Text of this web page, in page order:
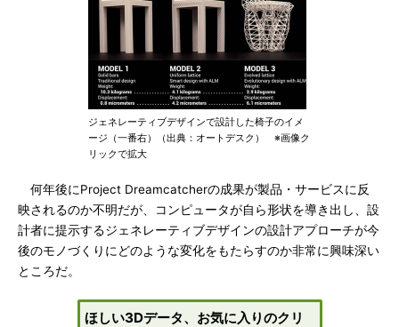
ジェネレーティブデザインで設計した椅子のイメ
ージ（一番右）（出典：オートデスク） ※画像ク
リックで拡大
何年後にProject Dreamcatcherの成果が製品・サービスに反
映されるのか不明だが、コンピュータが自ら形状を導き出し、設
計者に提示するジェネレーティブデザインの設計アプローチが今
後のモノづくりにどのような変化をもたらすのか非常に興味深い
ところだ。
ほしい3Dデータ、お気に入りのクリ